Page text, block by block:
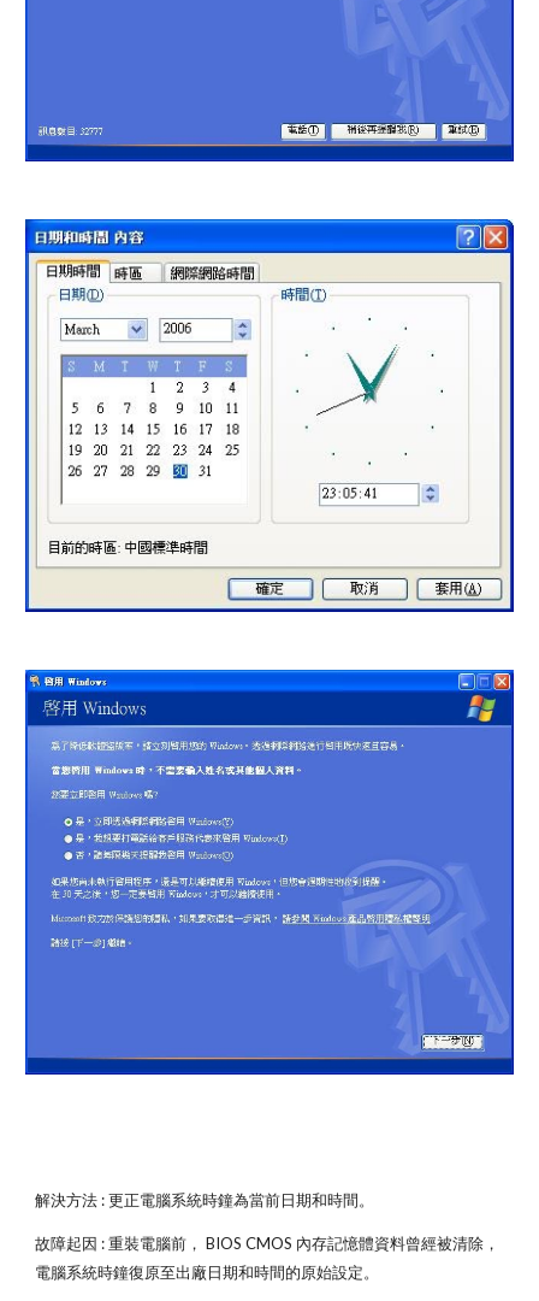
解決方法 : 更正電腦系統時鐘為當前日期和時間。
故障起因 : 重裝電腦前， BIOS CMOS 內存記憶體資料曾經被清除，
電腦系統時鐘復原至出廠日期和時間的原始設定。